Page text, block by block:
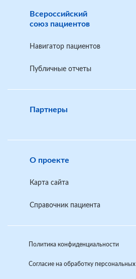
Всероссийский
союз пациентов
Навигатор пациентов
Публичные отчеты
Партнеры
О проекте
Карта сайта
Справочник пациента
Политика конфиденциальности
Согласие на обработку